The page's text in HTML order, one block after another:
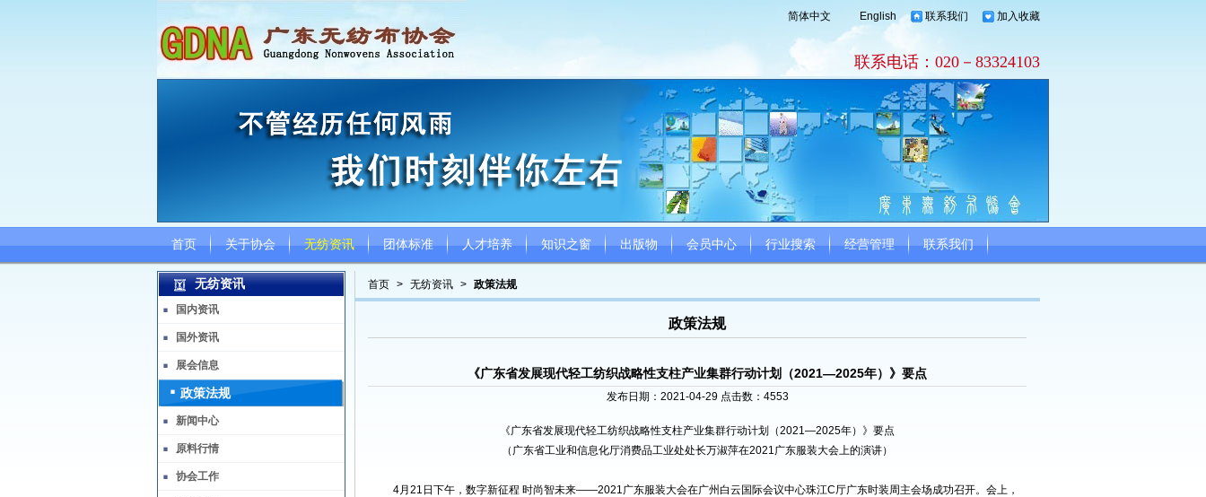
简体中文 English 联系我们 加入收藏
联系电话：020－83324103
首页 关于协会 无纺资讯 团体标准 人才培养 知识之窗 出版物 会员中心 行业搜索 经营管理 联系我们
首页 > 无纺资讯 > 政策法规
政策法规
《广东省发展现代轻工纺织战略性支柱产业集群行动计划（2021—2025年）》要点
发布日期：2021-04-29 点击数： 4553
《广东省发展现代轻工纺织战略性支柱产业集群行动计划（2021—2025年）》要点
（广东省工业和信息化厅消费品工业处处长万淑萍在2021广东服装大会上的演讲）
4月 21 日下午，数字新征程 时尚智未来——2021广东服装大会在广州白云国际会议中心珠江C厅广东时装周主会场成功召开。会上，
无纺资讯
国内资讯
国外资讯
展会信息
政策法规
新闻中心
原料行情
协会工作